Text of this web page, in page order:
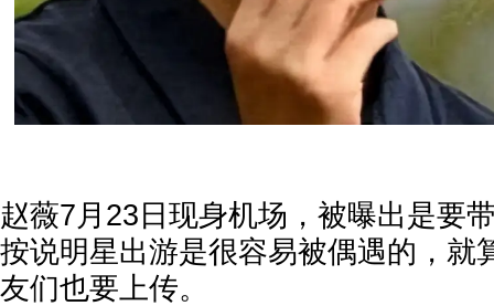
赵薇7月23日现身机场，被曝出是要
按说明星出游是很容易被偶遇的，就
友们也要上传。